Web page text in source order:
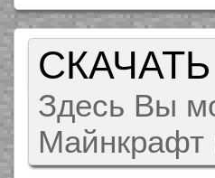
СКАЧАТЬ
Здесь Вы
Майнкрафт